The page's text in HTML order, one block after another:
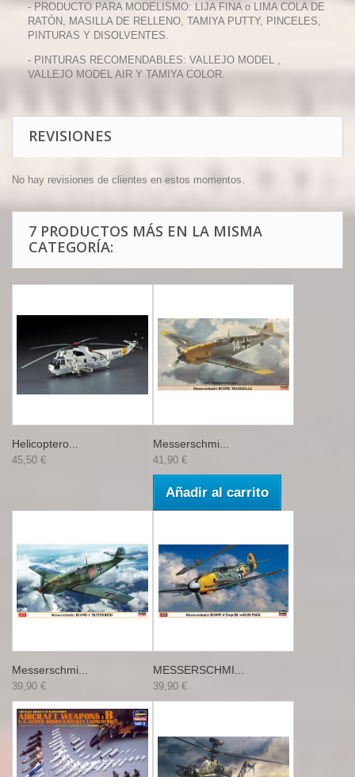
- PRODUCTO PARA MODELISMO: LIJA FINA o LIMA COLA DE
RATÓN, MASILLA DE RELLENO, TAMIYA PUTTY, PINCELES,
PINTURAS Y DISOLVENTES.
- PINTURAS RECOMENDABLES: VALLEJO MODEL ,
VALLEJO MODEL AIR Y TAMIYA COLOR.
REVISIONES
No hay revisiones de clientes en estos momentos.
7 PRODUCTOS MÁS EN LA MISMA
CATEGORÍA:
Helicoptero...
45,50 €
Messerschmi...
41,90 €
Añadir al carrito
Messerschmi...
39,90 €
MESSERSCHMI...
39,90 €